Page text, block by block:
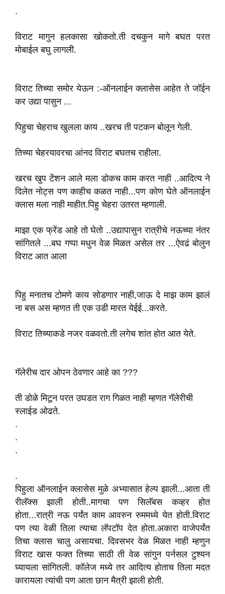
.
विराट मागुन हलकासा खोकतो.ती दचकुन मागे बघत परत
मोबाईल बघु लागली.
विराट तिच्या समोर येऊन :-ऑनलाईन क्लासेस आहेत ते जॉईन
कर उद्या पासुन ...
पिहुचा चेहराच ‌खुलला काय ..खरच ती पटकन बोलून गेली.
तिच्या चेहरयावरचा आंनद वि‌राट बघतच राहीला.
खरच ‌खुप टेंशन आले मला डोकच काम करत नाही ..आदित्य ने
दिलेत नोट्स पण काहीच कळत नाही...पण कोण घेते ऑनलाईन
क्लास मला नाही माहीत.पिहु चेहरा उतरत म्हणाली.
माझा एक फ्रेंड आहे तो घेतो ..उद्यापासुन रात्रीचे नऊच्या नंतर
सांगितले ...बघ गप्पा मधुन वेळ मिळत असेल तर ...ऐवढं बोलुन
विराट आत आला
पिहु मनातच टोमणे काय सोडणार नाही,जाऊ दे माझ काम झालं
ना बस अस म्हणत ती एक उडी मारत येईई...करते.
विराट तिच्याकडे नजर वळवतो.ती लगेच शांत होत आत येते.
गॅलेरीच दार ओपन ठेवणार आहे का ???
ती डोळे मिटून परत उघडत राग गिळत नाही म्हणत गॅलेरीची
स्लाईड ओढते.
.
.
.
.
पिहुला ऑनलाईन क्लासेस मुळे अभ्यासात हेल्प झाली...आता‌ ती
रीलॅक्स झाली होती..मागचा पण सिलॅबस कव्हर होत
होता...रात्री नऊ पर्यंत काम आवरुन रुममध्ये येत होती.विराट
पण त्या वेळी तिला त्याचा लॅपटॉप देत होता.अकारा वाजेपर्यंत
तिचा क्लास चालु असायचा. दिवसभर वेळ मिळत नाही म्हणुन
विराट खास फक्त‌ तिच्या साठी ती वेळ सांगुन पर्नसल टुश्यन
घ्यायला सांगितली. कॉलेज मध्ये तर आदित्य होताच तिला मदत
कारायला त्यांची पण आता छान मैत्री झाली होती.